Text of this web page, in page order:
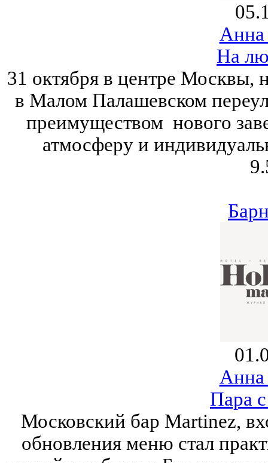
Анна
На
31 октября в центре Москвы,
в Малом Палашевском
преимуществом нового
атмосферу и
Анна
Пара
Московский бар Martinez,
обновления меню стал